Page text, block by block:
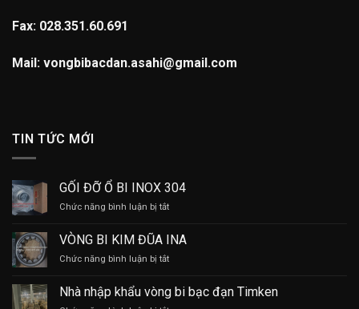
Fax: 028.351.60.691
Mail: vongbibacdan.asahi@gmail.com
TIN TỨC MỚI
GỐI ĐỠ Ổ BI INOX 304
Chức năng bình luận bị tắtở
ĐỠ
Ổ
BI
304
VÒNG BI KIM ĐŨA INA
Chức năng bình luận bị tắtở
BI
KIM
Nhà nhập khẩu vòng bi bạc đạn Timken